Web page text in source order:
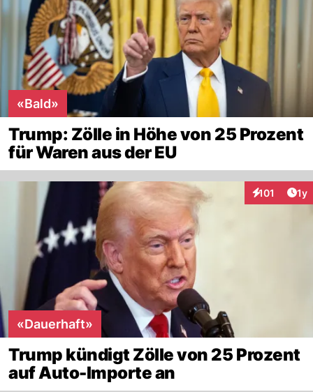
«Bald»
Trump: Zölle in Höhe von 25 Prozent
für Waren aus der EU
101
Interaktionen
1y
«Dauerhaft»
Trump kündigt Zölle von 25 Prozent
auf Auto-Importe an